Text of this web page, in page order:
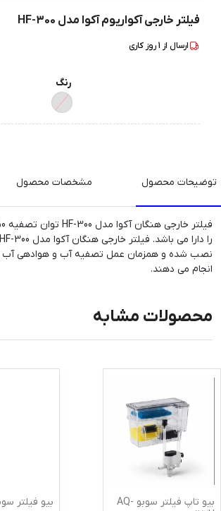
فیلتر خارجی آکواریوم آکوا مدل HF-300
ارسال از 1روز کاری
رنگ
توضیحات محصول مشخصات محصول
نصب شده و همزمان عمل تصفیه آب و هوادهی آب از
انجام می دهند.
محصولات مشابه
بیو تاپ فیلتر سوبو AQ-
بیو فیلتر سوبو